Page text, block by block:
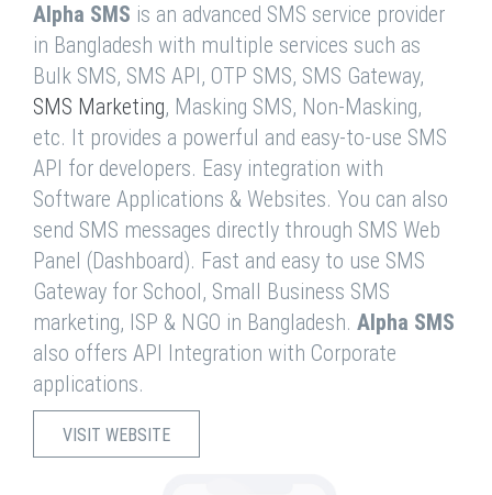
Alpha SMS is an advanced SMS service provider
in Bangladesh with multiple services such as
Bulk SMS, SMS API, OTP SMS, SMS Gateway,
SMS Marketing, Masking SMS, Non-Masking,
etc. It provides a powerful and easy-to-use SMS
API for developers. Easy integration with
Software Applications & Websites. You can also
send SMS messages directly through SMS Web
Panel (Dashboard). Fast and easy to use SMS
Gateway for School, Small Business SMS
marketing, ISP & NGO in Bangladesh. Alpha SMS
also offers API Integration with Corporate
applications.
VISIT WEBSITE